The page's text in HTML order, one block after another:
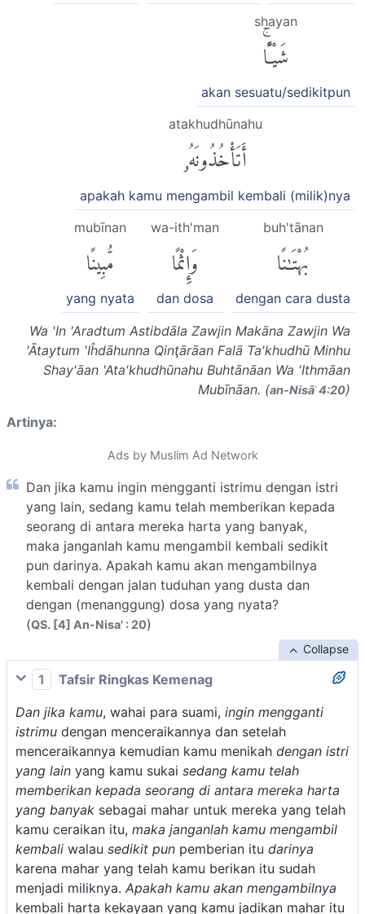
shayan
شَيْـًٔاۚ
akan sesuatu/sedikitpun
atakhudhūnahu
أَتَأْخُذُونَهُۥ
apakah kamu mengambil kembali (milik)nya
buh'tānan
بُهْتَٰنًا
dengan cara dusta
wa-ith'man
وَإِثْمًا
dan dosa
mubīnan
مُّبِينًا
yang nyata
Wa 'In 'Aradtum Astibdāla Zawjin Makāna Zawjin Wa
'Ātaytum 'Iĥdāhunna Qinţārāan Falā Ta'khudhū Minhu
Shay'āan 'Ata'khudhūnahu Buhtānāan Wa 'Ithmāan
Mubīnāan. (an-Nisāʾ 4:20)
Artinya:
Ads by Muslim Ad Network
Dan jika kamu ingin mengganti istrimu dengan istri
yang lain, sedang kamu telah memberikan kepada
seorang di antara mereka harta yang banyak,
maka janganlah kamu mengambil kembali sedikit
pun darinya. Apakah kamu akan mengambilnya
kembali dengan jalan tuduhan yang dusta dan
dengan (menanggung) dosa yang nyata?
(QS. [4] An-Nisa' : 20)
Collapse
1
Tafsir Ringkas Kemenag
Dan jika kamu, wahai para suami, ingin mengganti
istrimu dengan menceraikannya dan setelah
menceraikannya kemudian kamu menikah dengan istri
yang lain yang kamu sukai sedang kamu telah
memberikan kepada seorang di antara mereka harta
yang banyak sebagai mahar untuk mereka yang telah
kamu ceraikan itu, maka janganlah kamu mengambil
kembali walau sedikit pun pemberian itu darinya
karena mahar yang telah kamu berikan itu sudah
menjadi miliknya. Apakah kamu akan mengambilnya
kembali harta kekayaan yang kamu jadikan mahar itu